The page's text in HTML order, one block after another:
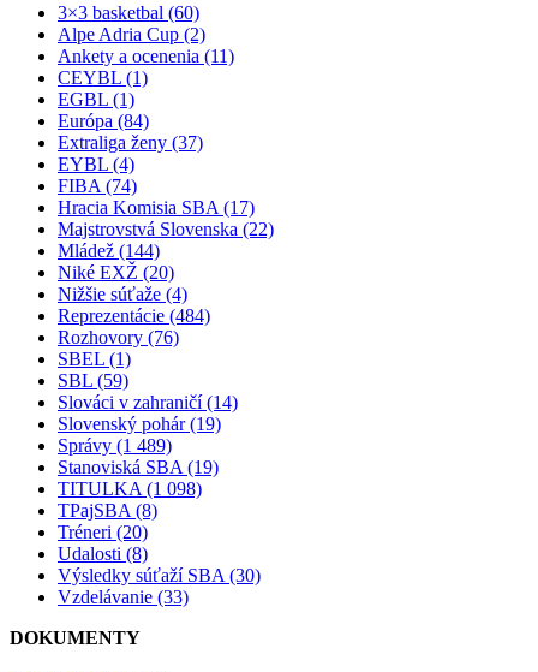
3×3 basketbal (60)
Alpe Adria Cup (2)
Ankety a ocenenia (11)
CEYBL (1)
EGBL (1)
Európa (84)
Extraliga ženy (37)
EYBL (4)
FIBA (74)
Hracia Komisia SBA (17)
Majstrovstvá Slovenska (22)
Mládež (144)
Niké EXŽ (20)
Nižšie súťaže (4)
Reprezentácie (484)
Rozhovory (76)
SBEL (1)
SBL (59)
Slováci v zahraničí (14)
Slovenský pohár (19)
Správy (1 489)
Stanoviská SBA (19)
TITULKA (1 098)
TPajSBA (8)
Tréneri (20)
Udalosti (8)
Výsledky súťaží SBA (30)
Vzdelávanie (33)
DOKUMENTY